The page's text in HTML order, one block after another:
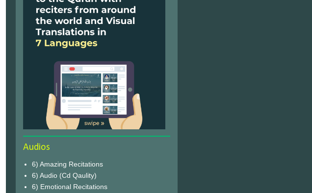
Audios
6) Amazing Recitations
6) Audio (Cd Qaulity)
6) Emotional Recitations